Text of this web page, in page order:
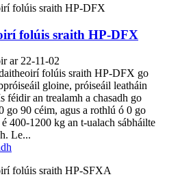
folúis sraith HP-DFX
ar 22-11-02
folúis sraith HP-DFX go
gloine, próiseáil leatháin
féidir an trealamh a chasadh go
go 90 céim, agus a rothlú ó 0 go
400-1200 kg an t-ualach sábháilte
Le...